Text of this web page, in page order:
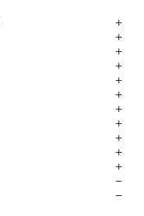
+
+
+
+
+
+
+
+
+
+
+
−
−